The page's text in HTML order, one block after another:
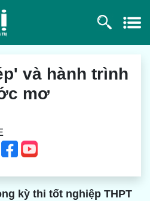
và hành trình
mơ
kỳ thi tốt nghiệp THPT